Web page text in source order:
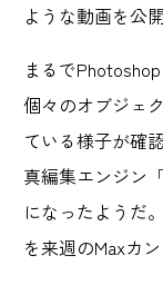
ような動画を公
まるで
個々のオブジェ
ている様子が確
真編集エンジン「
になったようだ
を来週のMaxカ